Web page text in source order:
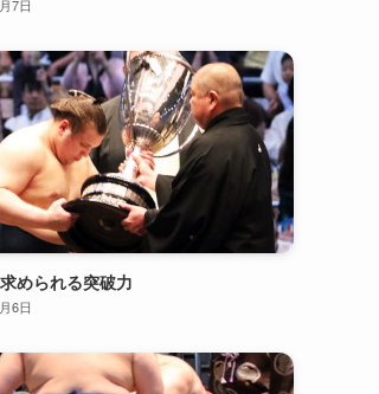
7日
められる突破力
6日